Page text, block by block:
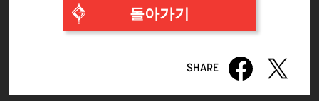
돌아가기